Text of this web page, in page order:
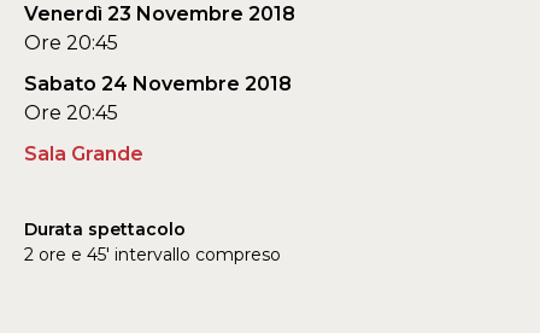
Venerdì 23 Novembre 2018
Ore 20:45
Sabato 24 Novembre 2018
Ore 20:45
Sala Grande
Durata spettacolo
2 ore e 45' intervallo compreso